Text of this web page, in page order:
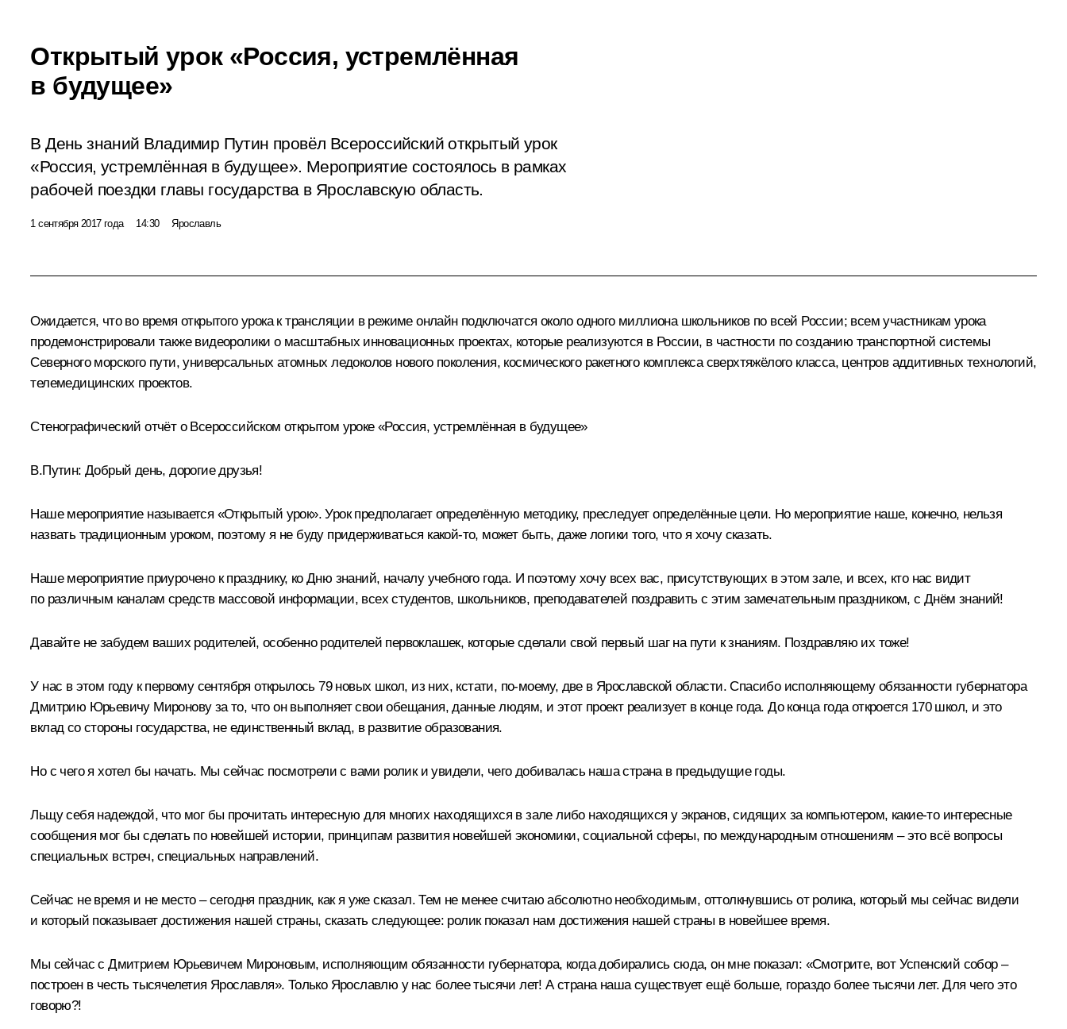
Открытый урок «Россия, устремлённая
в будущее»
В День знаний Владимир Путин провёл Всероссийский открытый урок
«Россия, устремлённая в будущее». Мероприятие состоялось в рамках
рабочей поездки главы государства в Ярославскую область.
1 сентября 2017 года 14:30 Ярославль
Ожидается, что во время открытого урока к трансляции в режиме онлайн подключатся около одного миллиона школьников по всей России; всем участникам урока
продемонстрировали также видеоролики о масштабных инновационных проектах, которые реализуются в России, в частности по созданию транспортной системы
Северного морского пути, универсальных атомных ледоколов нового поколения, космического ракетного комплекса сверхтяжёлого класса, центров аддитивных технологий,
телемедицинских проектов.
Стенографический отчёт о Всероссийском открытом уроке «Россия, устремлённая в будущее»
В.Путин: Добрый день, дорогие друзья!
Наше мероприятие называется «Открытый урок». Урок предполагает определённую методику, преследует определённые цели. Но мероприятие наше, конечно, нельзя
назвать традиционным уроком, поэтому я не буду придерживаться какой-то, может быть, даже логики того, что я хочу сказать.
Наше мероприятие приурочено к празднику, ко Дню знаний, началу учебного года. И поэтому хочу всех вас, присутствующих в этом зале, и всех, кто нас видит
по различным каналам средств массовой информации, всех студентов, школьников, преподавателей поздравить с этим замечательным праздником, с Днём знаний!
Давайте не забудем ваших родителей, особенно родителей первоклашек, которые сделали свой первый шаг на пути к знаниям. Поздравляю их тоже!
У нас в этом году к первому сентября открылось 79 новых школ, из них, кстати, по-моему, две в Ярославской области. Спасибо исполняющему обязанности губернатора
Дмитрию Юрьевичу Миронову за то, что он выполняет свои обещания, данные людям, и этот проект реализует в конце года. До конца года откроется 170 школ, и это
вклад со стороны государства, не единственный вклад, в развитие образования.
Но с чего я хотел бы начать. Мы сейчас посмотрели с вами ролик и увидели, чего добивалась наша страна в предыдущие годы.
Льщу себя надеждой, что мог бы прочитать интересную для многих находящихся в зале либо находящихся у экранов, сидящих за компьютером, какие-то интересные
сообщения мог бы сделать по новейшей истории, принципам развития новейшей экономики, социальной сферы, по международным отношениям – это всё вопросы
специальных встреч, специальных направлений.
Сейчас не время и не место – сегодня праздник, как я уже сказал. Тем не менее считаю абсолютно необходимым, оттолкнувшись от ролика, который мы сейчас видели
и который показывает достижения нашей страны, сказать следующее: ролик показал нам достижения нашей страны в новейшее время.
Мы сейчас с Дмитрием Юрьевичем Мироновым, исполняющим обязанности губернатора, когда добирались сюда, он мне показал: «Смотрите, вот Успенский собор –
построен в честь тысячелетия Ярославля». Только Ярославлю у нас более тысячи лет! А страна наша существует ещё больше, гораздо более тысячи лет. Для чего это
говорю?!